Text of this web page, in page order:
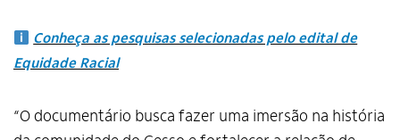
Conheça as pesquisas selecionadas pelo edital de
Equidade Racial
“O documentário busca fazer uma imersão na história